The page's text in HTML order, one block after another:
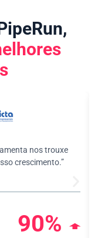
nos trouxe
crescimento.”
90% ➧